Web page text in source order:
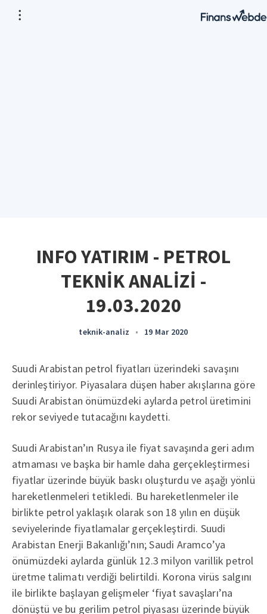
INFO YATIRIM - PETROL
TEKNİK ANALİZİ -
19.03.2020
teknik-analiz • 19 Mar 2020
Suudi Arabistan petrol fiyatları üzerindeki savaşını
derinleştiriyor. Piyasalara düşen haber akışlarına göre
Suudi Arabistan önümüzdeki aylarda petrol üretimini
rekor seviyede tutacağını kaydetti.
Suudi Arabistan’ın Rusya ile fiyat savaşında geri adım
atmaması ve başka bir hamle daha gerçekleştirmesi
fiyatlar üzerinde büyük baskı oluşturdu ve aşağı yönlü
hareketlenmeleri tetikledi. Bu hareketlenmeler ile
birlikte petrol yaklaşık olarak son 18 yılın en düşük
seviyelerinde fiyatlamalar gerçekleştirdi. Suudi
Arabistan Enerji Bakanlığı’nın; Saudi Aramco’ya
önümüzdeki aylarda günlük 12.3 milyon varillik petrol
üretme talimatı verdiği belirtildi. Korona virüs salgını
ile birlikte başlayan gelişmeler ‘fiyat savaşları’na
dönüştü ve bu gerilim petrol piyasası üzerinde büyük